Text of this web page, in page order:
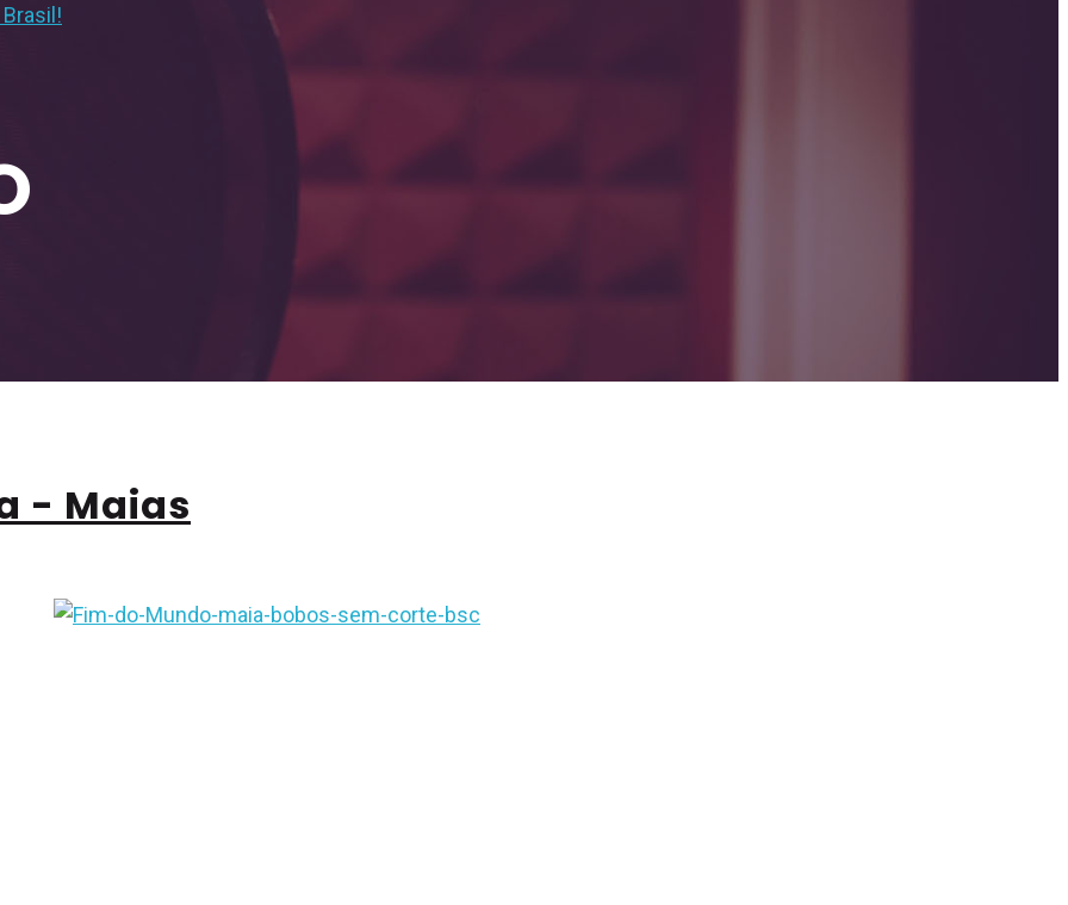
- Maias